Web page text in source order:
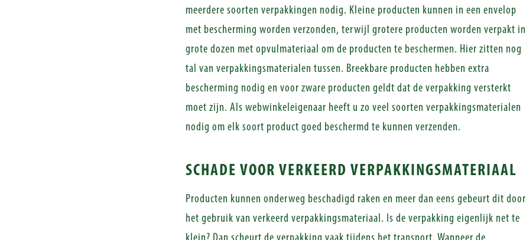
meerdere soorten verpakkingen nodig. Kleine producten kunnen in een envelop
met bescherming worden verzonden, terwijl grotere producten worden verpakt in
grote dozen met opvulmateriaal om de producten te beschermen. Hier zitten nog
tal van verpakkingsmaterialen tussen. Breekbare producten hebben extra
bescherming nodig en voor zware producten geldt dat de verpakking versterkt
moet zijn. Als webwinkeleigenaar heeft u zo veel soorten verpakkingsmaterialen
nodig om elk soort product goed beschermd te kunnen verzenden.
SCHADE VOOR VERKEERD VERPAKKINGSMATERIAAL
Producten kunnen onderweg beschadigd raken en meer dan eens gebeurt dit door
het gebruik van verkeerd verpakkingsmateriaal. Is de verpakking eigenlijk net te